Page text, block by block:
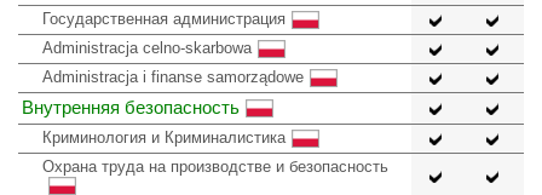
Государственная администрация
Administracja celno-skarbowa
Administracja i finanse samorządowe
Внутренняя безопасность
Криминология и Криминалистика
Охрана труда на производстве и безопасность